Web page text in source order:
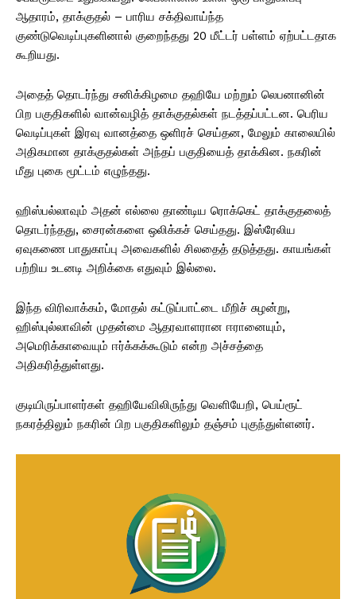
ஆதாரம், தாக்குதல் – பாரிய சக்திவாய்ந்த
குண்டுவெடிப்புகளினால் குறைந்தது 20 மீட்டர் பள்ளம் ஏற்பட்டதாக
கூறியது.
அதைத் தொடர்ந்து சனிக்கிழமை தஹியே மற்றும் லெபனானின்
பிற பகுதிகளில் வான்வழித் தாக்குதல்கள் நடத்தப்பட்டன. பெரிய
வெடிப்புகள் இரவு வானத்தை ஒளிரச் செய்தன, மேலும் காலையில்
அதிகமான தாக்குதல்கள் அந்தப் பகுதியைத் தாக்கின. நகரின்
மீது புகை மூட்டம் எழுந்தது.
ஹிஸ்பல்லாவும் அதன் எல்லை தாண்டிய ரொக்கெட் தாக்குதலைத்
தொடர்ந்தது, சைரன்களை ஒலிக்கச் செய்தது. இஸ்ரேலிய
ஏவுகணை பாதுகாப்பு அவைகளில் சிலதைத் தடுத்தது. காயங்கள்
பற்றிய உடனடி அறிக்கை எதுவும் இல்லை.
இந்த விரிவாக்கம், மோதல் கட்டுப்பாட்டை மீறிச் சுழன்று,
ஹிஸ்புல்லாவின் முதன்மை ஆதரவாளரான ஈரானையும்,
அமெரிக்காவையும் ஈர்க்கக்கூடும் என்ற அச்சத்தை
அதிகரித்துள்ளது.
குடியிருப்பாளர்கள் தஹியேவிலிருந்து வெளியேறி, பெய்ரூட்
நகரத்திலும் நகரின் பிற பகுதிகளிலும் தஞ்சம் புகுந்துள்ளனர்.